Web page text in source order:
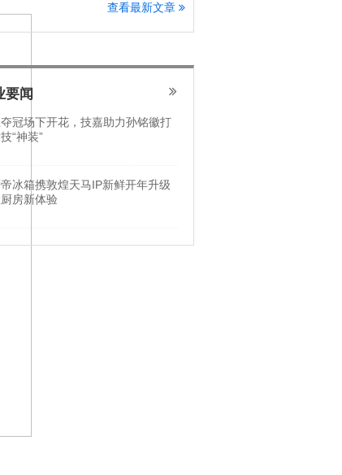
查看最新文章
要闻
冠场下开花，技嘉助力孙铭徽打
“神装”
冰箱携敦煌天马IP新鲜开年升级
房新体验